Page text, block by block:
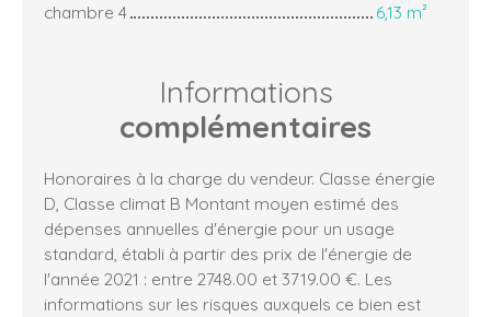
chambre 4
6,13 m²
Informations
complémentaires
Honoraires à la charge du vendeur. Classe énergie
D, Classe climat B Montant moyen estimé des
dépenses annuelles d'énergie pour un usage
standard, établi à partir des prix de l'énergie de
l'année 2021 : entre 2748.00 et 3719.00 €. Les
informations sur les risques auxquels ce bien est